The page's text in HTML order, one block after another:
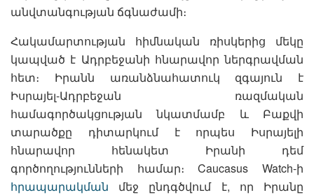
անվտանգության ճգնաժամի։
Հակամարտության հիմնական ռիսկերից մեկը
կապված է Ադրբեջանի հնարավոր ներգրավման
հետ։ Իրանն առանձնահատուկ զգայուն է
Իսրայել-Ադրբեջան ռազմական
համագործակցության նկատմամբ և Բաքվի
տարածքը դիտարկում է որպես Իսրայելի
հնարավոր հենակետ Իրանի դեմ
գործողությունների համար։ Caucasus Watch-ի
հրապարակման մեջ ընդգծվում է, որ Իրանը